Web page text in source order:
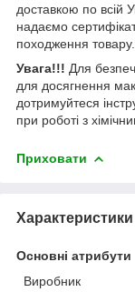
доставкою по всій
надаємо
походження товару.
Увага!!! Для
для досягнення
дотримуйтеся
при роботі з
Приховати
Характеристики
Основні атрибути
Виробник